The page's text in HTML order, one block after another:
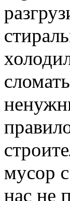
мусор
нас не